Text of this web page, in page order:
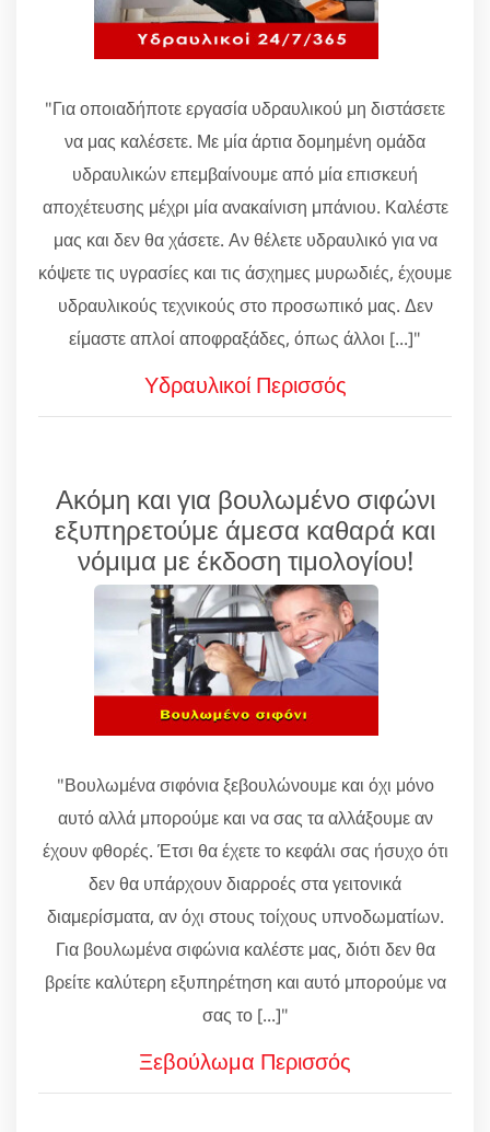
"Για οποιαδήποτε εργασία υδραυλικού μη διστάσετε
να μας καλέσετε. Με μία άρτια δομημένη ομάδα
υδραυλικών επεμβαίνουμε από μία επισκευή
αποχέτευσης μέχρι μία ανακαίνιση μπάνιου. Καλέστε
μας και δεν θα χάσετε. Αν θέλετε υδραυλικό για να
κόψετε τις υγρασίες και τις άσχημες μυρωδιές, έχουμε
υδραυλικούς τεχνικούς στο προσωπικό μας. Δεν
είμαστε απλοί αποφραξάδες, όπως άλλοι [...]"
Υδραυλικοί Περισσός
Ακόμη και για βουλωμένο σιφώνι
εξυπηρετούμε άμεσα καθαρά και
νόμιμα με έκδοση τιμολογίου!
"Βουλωμένα σιφόνια ξεβουλώνουμε και όχι μόνο
αυτό αλλά μπορούμε και να σας τα αλλάξουμε αν
έχουν φθορές. Έτσι θα έχετε το κεφάλι σας ήσυχο ότι
δεν θα υπάρχουν διαρροές στα γειτονικά
διαμερίσματα, αν όχι στους τοίχους υπνοδωματίων.
Για βουλωμένα σιφώνια καλέστε μας, διότι δεν θα
βρείτε καλύτερη εξυπηρέτηση και αυτό μπορούμε να
σας το [...]"
Ξεβούλωμα Περισσός